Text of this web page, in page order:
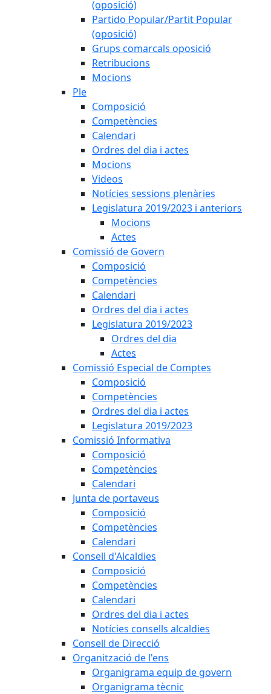
(oposició)
Partido Popular/Partit Popular
(oposició)
Grups comarcals oposició
Retribucions
Mocions
Ple
Composició
Competències
Calendari
Ordres del dia i actes
Mocions
Videos
Notícies sessions plenàries
Legislatura 2019/2023 i anteriors
Mocions
Actes
Comissió de Govern
Composició
Competències
Calendari
Ordres del dia i actes
Legislatura 2019/2023
Ordres del dia
Actes
Comissió Especial de Comptes
Composició
Competències
Ordres del dia i actes
Legislatura 2019/2023
Comissió Informativa
Composició
Competències
Calendari
Junta de portaveus
Composició
Competències
Calendari
Consell d'Alcaldies
Composició
Competències
Calendari
Ordres del dia i actes
Notícies consells alcaldies
Consell de Direcció
Organització de l'ens
Organigrama equip de govern
Organigrama tècnic